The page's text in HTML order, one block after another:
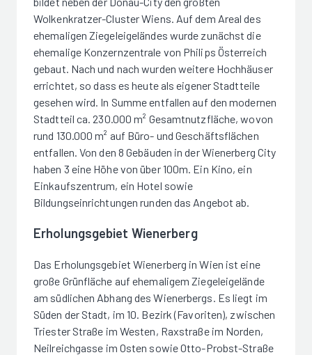
Wolkenkratzer-Cluster Wiens. Auf dem Areal des
ehemaligen Ziegeleigeländes wurde zunächst die
ehemalige Konzernzentrale von Philips Österreich
gebaut. Nach und nach wurden weitere Hochhäuser
errichtet, so dass es heute als eigener Stadtteile
gesehen wird. In Summe entfallen auf den modernen
Stadtteil ca. 230.000 m² Gesamtnutzfläche, wovon
rund 130.000 m² auf Büro- und Geschäftsflächen
entfallen. Von den 8 Gebäuden in der Wienerberg City
haben 3 eine Höhe von über 100m. Ein Kino, ein
Einkaufszentrum, ein Hotel sowie
Bildungseinrichtungen runden das Angebot ab.
Erholungsgebiet Wienerberg
Das Erholungsgebiet Wienerberg in Wien ist eine
große Grünfläche auf ehemaligem Ziegeleigelände
am südlichen Abhang des Wienerbergs. Es liegt im
Süden der Stadt, im 10. Bezirk (Favoriten), zwischen
Triester Straße im Westen, Raxstraße im Norden,
Neilreichgasse im Osten sowie Otto-Probst-Straße